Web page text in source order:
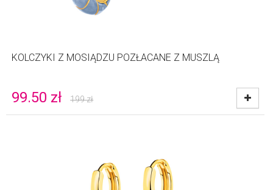
KOLCZYKI Z MOSIĄDZU POZŁACANE Z MUSZLĄ
99.50 zł 199zł